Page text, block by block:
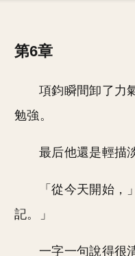
第6章
項鈞瞬間卸了力
勉強。
最后他還是輕描
「從今天開始
記。」
一字一句說得很